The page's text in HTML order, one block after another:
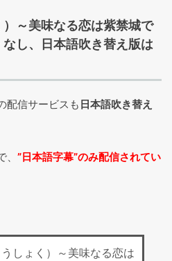
）～美味なる恋は紫禁城で
し、日本語吹き替え版は
配信サービスも 日本語吹き替え
”日本語字幕”のみ配信されてい
うしょく）～美味なる恋は